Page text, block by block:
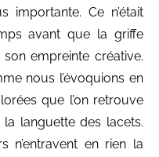
Ce n’était
avant que la griffe
son empreinte créative.
nous l’évoquions en
que l’on retrouve
languette des lacets.
n’entravent en rien la